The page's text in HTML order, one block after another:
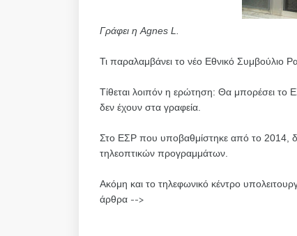
Γράφει η Agnes L.
Τι παραλαμβάνει το νέο Εθνικό Συμβούλιο
Τίθεται λοιπόν η ερώτηση: Θα μπορέσει το
δεν έχουν στα γραφεία.
Στο ΕΣΡ που υποβαθμίστηκε από το 2014,
τηλεοπτικών προγραμμάτων.
Ακόμη και το τηλεφωνικό κέντρο
άρθρα -->